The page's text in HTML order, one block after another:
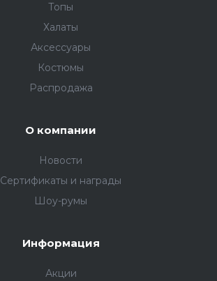
Топы
Халаты
Аксессуары
Костюмы
Распродажа
О компании
Новости
Сертификаты и награды
Шоу-румы
Информация
Акции